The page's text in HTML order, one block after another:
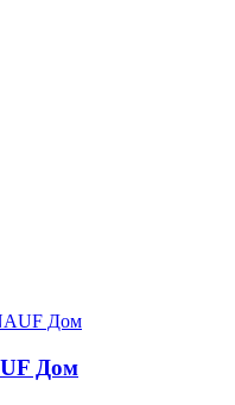
Дом